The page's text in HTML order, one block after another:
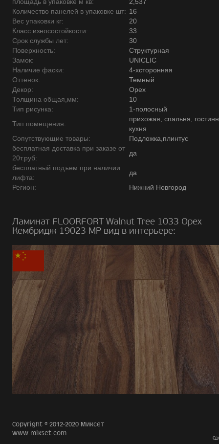
Количество панелей в упаковке шт: 16
Вес упаковки кг:
20
Класс износостойкости:
33
Срок службы лет:
30
Поверхность:
Структурная
Замок:
UNICLIC
Наличие фаски:
4-хсторонняя
Оттенок:
Темный
Декор:
Орех
Толщина общая,мм:
10
Тип рисунка:
1-полосный
Тип помещения:
прихожая, спальня,
кухня
Сопутствующие товары:
Подложка,плинтус
бесплатная доставка при заказе от
20т.руб:
да
бесплатный подъем при наличии
лифта:
да
Регион:
Нижний Новгород
Ламинат FLOORFORT Walnut Tree 1033 Орех
Кембридж 19023 MP вид в интерьере:
Copyright © 2012-2020 Миксет
www.mikset.com